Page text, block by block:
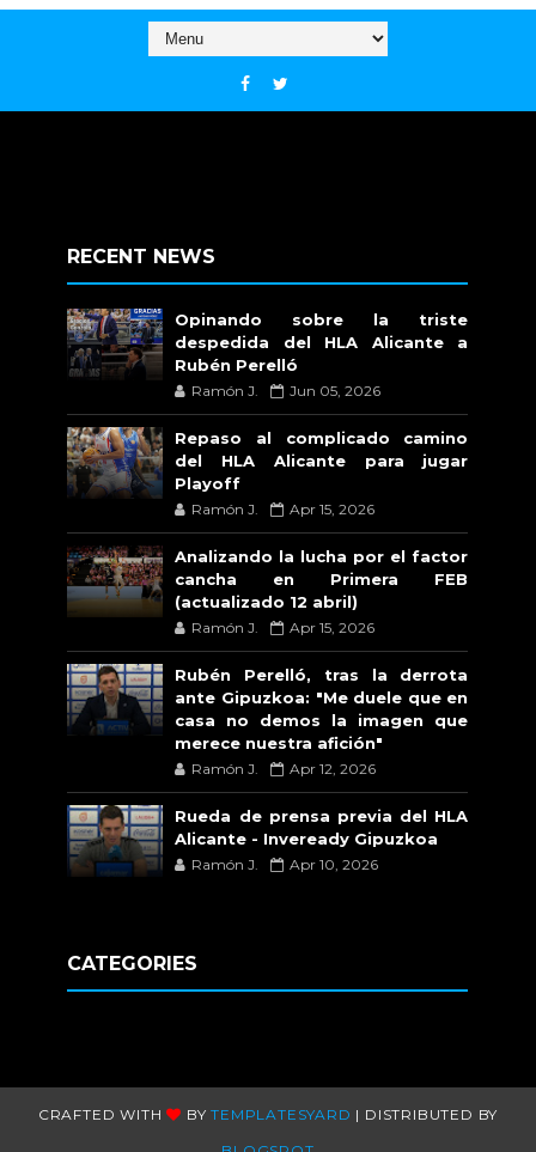
RECENT NEWS
Opinando sobre la triste
despedida del HLA Alicante a
Rubén Perelló
Ramón J. Jun 05, 2026
Repaso al complicado camino
del HLA Alicante para jugar
Playoff
Ramón J. Apr 15, 2026
Analizando la lucha por el factor
cancha en Primera FEB
(actualizado 12 abril)
Ramón J. Apr 15, 2026
Rubén Perelló, tras la derrota
ante Gipuzkoa: "Me duele que en
casa no demos la imagen que
merece nuestra afición"
Ramón J. Apr 12, 2026
Rueda de prensa previa del HLA
Alicante - Inveready Gipuzkoa
Ramón J. Apr 10, 2026
CATEGORIES
CRAFTED WITH BYTEMPLATESYARD | DISTRIBUTED BY